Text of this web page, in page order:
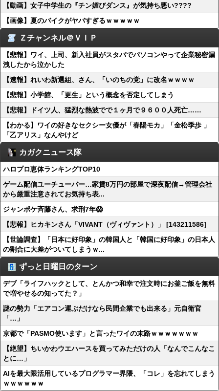
【動画】女子中学生の『チン媚びダンス』が気持ち悪い????
【画像】夏のバイクがヤバすぎるｗｗｗｗｗ
Ｚチャンネル＠ＶＩＰ
【悲報】ワイ、上司、新入社員がスタバでパソコンやって企業秘密漏
洩したから泣かした
【速報】れいわ新選組、さん、「いのちの党」に改名ｗｗｗｗ
【悲報】小学館、「更生」という概念を否定してしまう
【悲報】ドイツ人、猛烈な熱波でで１ヶ月で９６００人死亡……
【わかる】ワイの好きなセクシー女優が「春陽モカ」「金松季歩 」
「乙アリス」なんやけど
カガクニュース隊
ハロプロ恵体ランキングTOP10
ゲーム配信ユーチューバー…家賃8万円の部屋で深夜配信→管理会社
から厳重注意されてお気持ち表...
ジャンポケ斉藤さん、求刑7年😱
【悲報】ヒカキンさん「VIVANT（ヴィヴァント）」 [143211586]
【世論調査】「日本に好印象」の韓国人と「韓国に好印象」の日本人
の割合に大差がついてしまうｗ...
ずっと日曜日のターン
デブ「ライフハックとして、とんかつ和幸で注文時にお釜ご飯を無料
で増やせるの知ってた？」
謎の勢力「エアコン運ぶだけなら民間企業でも出来る」元自衛官
「…」
京都で「PASMO使います」と言ったワイの末路ｗｗｗｗｗｗｗ
【絶望】ちいかわウエハースを買ってみただけの人「なんでこんなこ
とに…」
AIを最大限活用しているプログラマー界隈、「コレ」を忘れてしまう
ｗｗｗｗｗｗ